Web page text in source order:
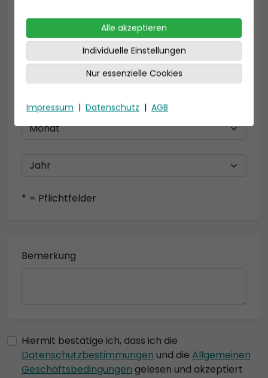
Geburtsdatum
* = Pflichtfelder
Bemerkung
Hiermit bestätige ich, dass ich die
Datenschutzbestimmungen und die Allgemeinen
Geschäftsbedingungen gelesen und akzeptiert
Alle akzeptieren
Individuelle Einstellungen
Nur essenzielle Cookies
Impressum | Datenschutz | AGB